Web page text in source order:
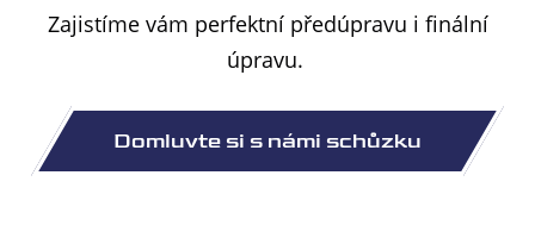
Zajistíme vám perfektní předúpravu i finální
úpravu.